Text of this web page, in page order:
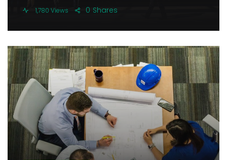
1,780 Views
Shares
0